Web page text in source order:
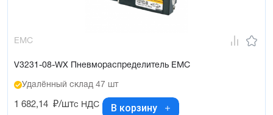
EMC
V3231-08-WX Пневмораспределитель EMC
Удалённый склад 47 шт
1 682,14 ₽/штс НДС В корзину